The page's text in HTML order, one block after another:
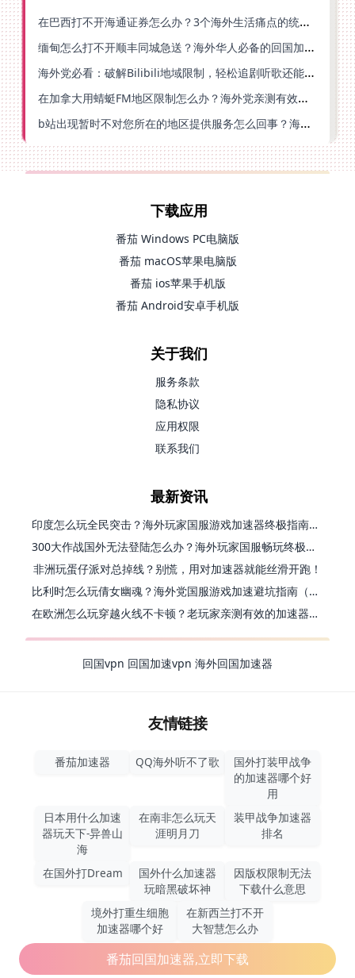
在巴西打不开海通证券怎么办？3个海外生活痛点的统一解决方案
缅甸怎么打不开顺丰同城急送？海外华人必备的回国加速指南（附B站会员游戏解决方案）
海外党必看：破解Bilibili地域限制，轻松追剧听歌还能流畅理财的实用指南
在加拿大用蜻蜓FM地区限制怎么办？海外党亲测有效的回国加速方案
b站出现暂时不对您所在的地区提供服务怎么回事？海外党亲测有效的回国加速方案
番茄回国加速器,立即下载
下载应用
番茄 Windows PC电脑版
番茄 macOS苹果电脑版
番茄 ios苹果手机版
番茄 Android安卓手机版
关于我们
服务条款
隐私协议
应用权限
联系我们
最新资讯
印度怎么玩全民突击？海外玩家国服游戏加速器终极指南（附原神延迟优化+精灵之境加速器选择）
300大作战国外无法登陆怎么办？海外玩家国服畅玩终极指南（附实测推荐）
非洲玩蛋仔派对总掉线？别慌，用对加速器就能丝滑开跑！
比利时怎么玩倩女幽魂？海外党国服游戏加速避坑指南（附实测推荐）
在欧洲怎么玩穿越火线不卡顿？老玩家亲测有效的加速器选择指南
回国vpn 回国加速vpn 海外回国加速器
友情链接
番茄加速器 QQ海外听不了歌
国外打装甲战争
的加速器哪个好
用
日本用什么加速
器玩天下-异兽山
海
在南非怎么玩天
涯明月刀
装甲战争加速器
排名
在国外打Dream
国外什么加速器
玩暗黑破坏神
因版权限制无法
下载什么意思
境外打重生细胞
加速器哪个好
在新西兰打不开
大智慧怎么办